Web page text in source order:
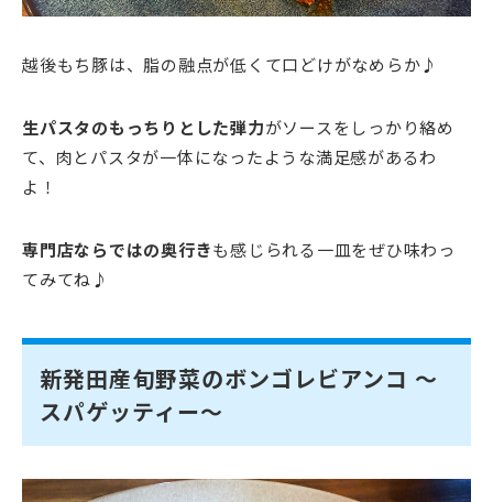
越後もち豚は、脂の融点が低くて口どけがなめらか♪
生パスタのもっちりとした弾力がソースをしっかり絡め
て、肉とパスタが一体になったような満足感があるわ
よ！
専門店ならではの奥行きも感じられる一皿をぜひ味わっ
てみてね♪
新発田産旬野菜のボンゴレビアンコ ～
スパゲッティー～